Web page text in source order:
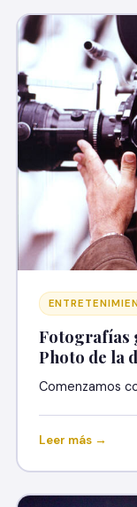
Fotografías
Photo de la
Comenzamos
Leer más →